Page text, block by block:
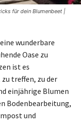
für dein Blumenbeet |
wunderbare
Oase zu
ist es
treffen, zu der
einjährige Blumen
Bodenbearbeitung,
und